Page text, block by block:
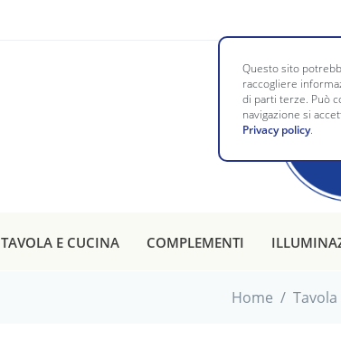
TAVOLA E CUCINA COMPLEMENTI
Home / Tavola
Questo sito
raccogliere
di parti terze. Può
navigazione si
Privacy policy.